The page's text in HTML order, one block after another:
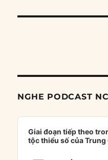
NGHE PODCAST
Audio
Player
Giai đoạn tiếp theo
tộc thiểu số của Trung